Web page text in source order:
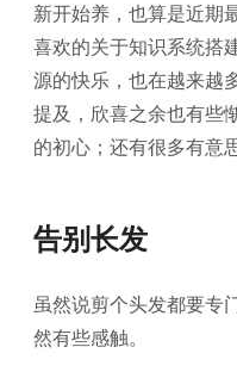
新开始养，也算是近期
喜欢的关于知识系统搭
源的快乐，也在越来越
提及，欣喜之余也有些
的初心；还有很多有意
告别长发
虽然说剪个头发都要专
然有些感触。